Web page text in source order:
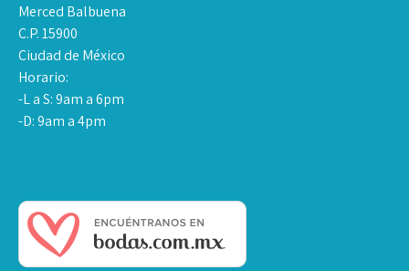
Merced Balbuena
C.P. 15900
Ciudad de México
Horario:
-L a S: 9am a 6pm
-D: 9am a 4pm